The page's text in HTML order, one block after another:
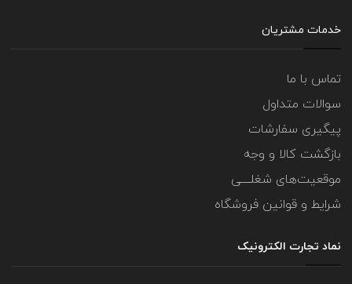
خدمات مشتریان
تماس با ما
سوالات متداول
پیگیری سفارشات
بازگشت کالا و وجه
موقعیت‌های شغلــــی
شرایط و قوانین فروشگاه
نماد تجارت الکترونیک